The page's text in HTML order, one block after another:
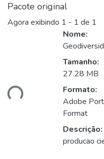
Pacote original
Agora exibindo 1 - 1 de 1
Nome:
Tamanho:
27.28 MB
Formato:
Adobe
Format
Descrição:
producao